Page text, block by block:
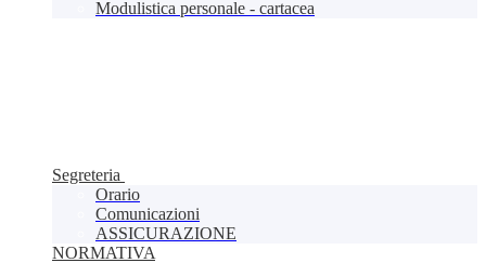
Modulistica personale - cartacea
Segreteria
Orario
Comunicazioni
ASSICURAZIONE
NORMATIVA